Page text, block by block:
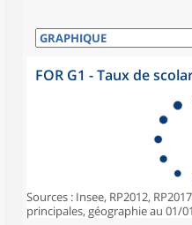
FOR G1 - Taux de
Sources : Insee, RP2012,
principales, géographie au 01/